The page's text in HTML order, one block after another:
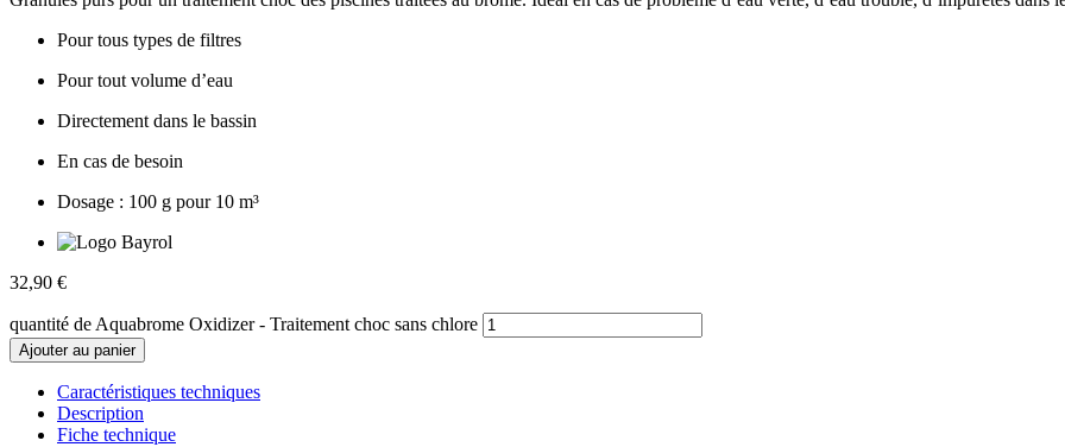
Pour tous types de filtres
Pour tout volume d’eau
Directement dans le bassin
En cas de besoin
Dosage : 100 g pour 10 m³
32,90 €
quantité de Aquabrome Oxidizer - Traitement choc sans chlore
Ajouter au panier
Caractéristiques techniques
Description
Fiche technique